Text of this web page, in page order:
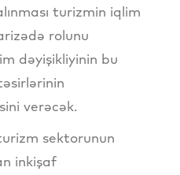
turizmin iqlim
rolunu
dəyişikliyinin bu
verəcək.
sektorunun
inkişaf